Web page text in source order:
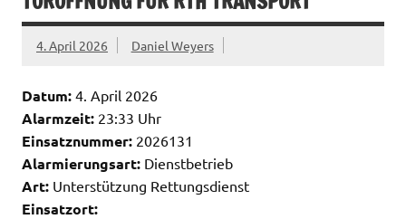
4. April 2026 Daniel Weyers
Datum: 4. April 2026
Alarmzeit: 23:33 Uhr
Einsatznummer: 2026131
Alarmierungsart: Dienstbetrieb
Art: Unterstützung Rettungsdienst
Einsatzort: